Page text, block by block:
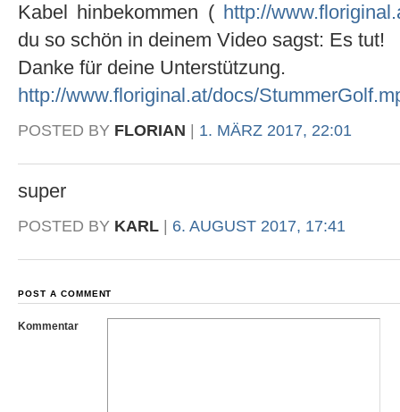
Kabel hinbekommen ( http://
du so schön in deinem Video sagst: Es tut!
Danke für deine Unterstützung.
http://www.floriginal.at/docs/
POSTED BY FLORIAN | 1. MÄRZ 2017, 22:01
super
POSTED BY KARL 6. AUGUST 2017, 17:41
POST A COMMENT
Kommentar